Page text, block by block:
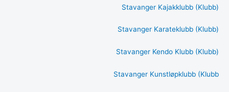
Stavanger Kajakklubb (Klubb)
Stavanger Karateklubb (Klubb)
Stavanger Kendo Klubb (Klubb)
Stavanger Kunstløpklubb (Klubb